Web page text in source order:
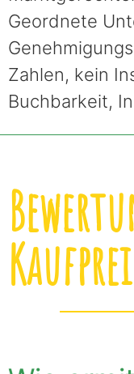
Geordnete
Zahlen, kein
Buchbarkeit,